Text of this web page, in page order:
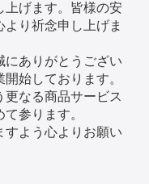
上げます。皆様の安
り祈念申し上げま
にありがとうござい
始しております。
なる商品サービス
参ります。
すよう心よりお願い